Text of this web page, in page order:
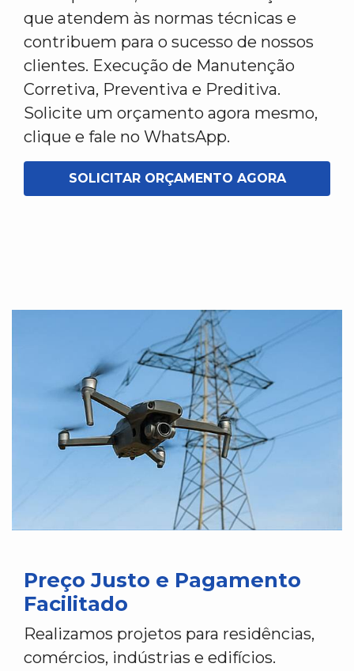
que atendem às normas técnicas e
contribuem para o sucesso de nossos
clientes. Execução de Manutenção
Corretiva, Preventiva e Preditiva.
Solicite um orçamento agora mesmo,
clique e fale no WhatsApp.
SOLICITAR ORÇAMENTO AGORA
Preço Justo e Pagamento
Facilitado
Realizamos projetos para residências,
comércios, indústrias e edifícios.